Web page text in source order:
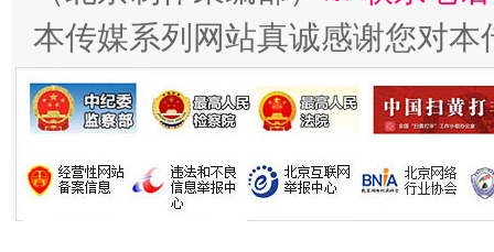
魏明亮
本传媒系列网站真诚感谢您对